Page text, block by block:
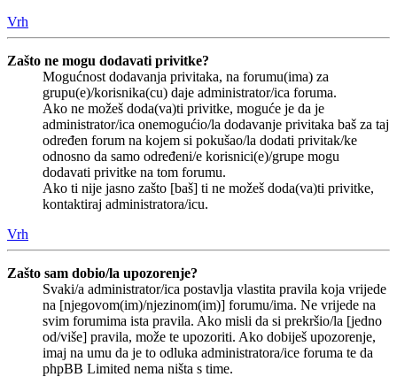
Vrh
Zašto ne mogu dodavati privitke?
Mogućnost dodavanja privitaka, na forumu(ima) za
grupu(e)/korisnika(cu) daje administrator/ica foruma.
Ako ne možeš doda(va)ti privitke, moguće je da je
administrator/ica onemogućio/la dodavanje privitaka baš za taj
određen forum na kojem si pokušao/la dodati privitak/ke
odnosno da samo određeni/e korisnici(e)/grupe mogu
dodavati privitke na tom forumu.
Ako ti nije jasno zašto [baš] ti ne možeš doda(va)ti privitke,
kontaktiraj administratora/icu.
Vrh
Zašto sam dobio/la upozorenje?
Svaki/a administrator/ica postavlja vlastita pravila koja vrijede
na [njegovom(im)/njezinom(im)] forumu/ima. Ne vrijede na
svim forumima ista pravila. Ako misli da si prekršio/la [jedno
od/više] pravila, može te upozoriti. Ako dobiješ upozorenje,
imaj na umu da je to odluka administratora/ice foruma te da
phpBB Limited nema ništa s time.